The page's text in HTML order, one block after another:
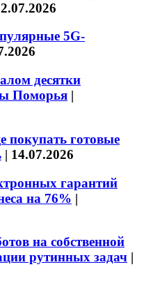
5G-
десятки
Поморья |
готовые
| 14.07.2026
гарантий
на 76% |
на собственной
рутинных задач |